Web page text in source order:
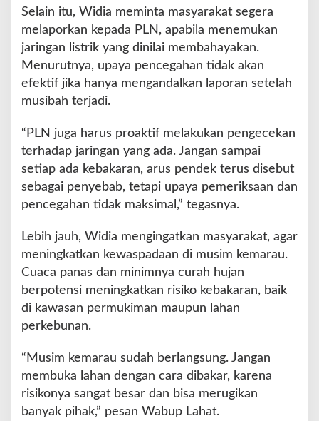
Selain itu, Widia meminta masyarakat segera
melaporkan kepada PLN, apabila menemukan
jaringan listrik yang dinilai membahayakan.
Menurutnya, upaya pencegahan tidak akan
efektif jika hanya mengandalkan laporan setelah
musibah terjadi.
“PLN juga harus proaktif melakukan pengecekan
terhadap jaringan yang ada. Jangan sampai
setiap ada kebakaran, arus pendek terus disebut
sebagai penyebab, tetapi upaya pemeriksaan dan
pencegahan tidak maksimal,” tegasnya.
Lebih jauh, Widia mengingatkan masyarakat, agar
meningkatkan kewaspadaan di musim kemarau.
Cuaca panas dan minimnya curah hujan
berpotensi meningkatkan risiko kebakaran, baik
di kawasan permukiman maupun lahan
perkebunan.
“Musim kemarau sudah berlangsung. Jangan
membuka lahan dengan cara dibakar, karena
risikonya sangat besar dan bisa merugikan
banyak pihak,” pesan Wabup Lahat.